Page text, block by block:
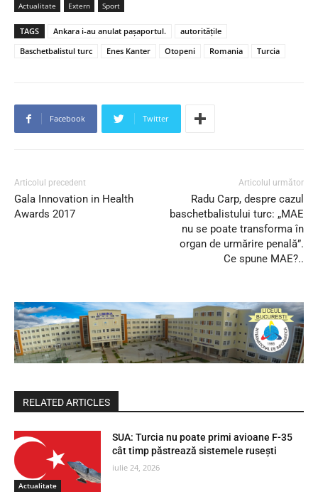
Actualitate Extern Sport
TAGS Ankara i-au anulat pașaportul.
autorităţile
Baschetbalistul turc
Enes Kanter Otopeni Romania Turcia
Facebook Twitter
Articolul precedent
Gala Innovation in Health
Awards 2017
Articolul următor
Radu Carp, despre cazul
baschetbalistului turc: „MAE
nu se poate transforma în
organ de urmărire penală”.
Ce spune MAE?..
RELATED ARTICLES
Actualitate
SUA: Turcia nu poate primi avioane F-35
cât timp păstrează sistemele rusești
iulie 24, 2026